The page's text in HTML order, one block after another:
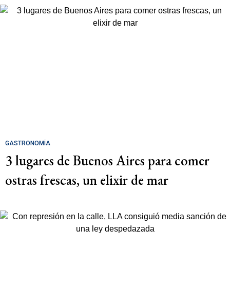
GASTRONOMÍA
3 lugares de Buenos Aires para comer
ostras frescas, un elixir de mar